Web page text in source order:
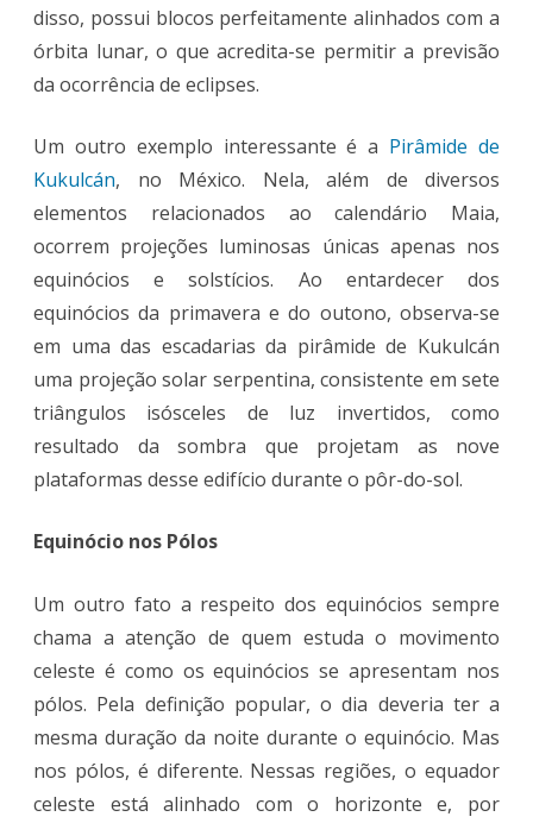
disso, possui blocos perfeitamente alinhados com a
órbita lunar, o que acredita-se permitir a previsão
da ocorrência de eclipses.
Um outro exemplo interessante é a Pirâmide de
Kukulcán, no México. Nela, além de diversos
elementos relacionados ao calendário Maia,
ocorrem projeções luminosas únicas apenas nos
equinócios e solstícios. Ao entardecer dos
equinócios da primavera e do outono, observa-se
em uma das escadarias da pirâmide de Kukulcán
uma projeção solar serpentina, consistente em sete
triângulos isósceles de luz invertidos, como
resultado da sombra que projetam as nove
plataformas desse edifício durante o pôr-do-sol.
Equinócio nos Pólos
Um outro fato a respeito dos equinócios sempre
chama a atenção de quem estuda o movimento
celeste é como os equinócios se apresentam nos
pólos. Pela definição popular, o dia deveria ter a
mesma duração da noite durante o equinócio. Mas
nos pólos, é diferente. Nessas regiões, o equador
celeste está alinhado com o horizonte e, por